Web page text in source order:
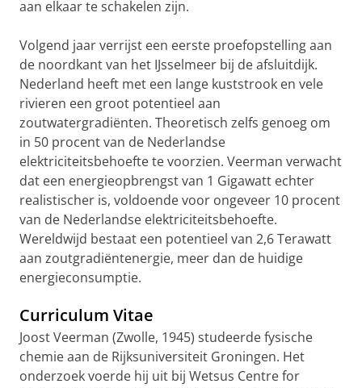
aan elkaar te schakelen zijn.
Volgend jaar verrijst een eerste proefopstelling aan
de noordkant van het IJsselmeer bij de afsluitdijk.
Nederland heeft met een lange kuststrook en vele
rivieren een groot potentieel aan
zoutwatergradiënten. Theoretisch zelfs genoeg om
in 50 procent van de Nederlandse
elektriciteitsbehoefte te voorzien. Veerman verwacht
dat een energieopbrengst van 1 Gigawatt echter
realistischer is, voldoende voor ongeveer 10 procent
van de Nederlandse elektriciteitsbehoefte.
Wereldwijd bestaat een potentieel van 2,6 Terawatt
aan zoutgradiëntenergie, meer dan de huidige
energieconsumptie.
Curriculum Vitae
Joost Veerman (Zwolle, 1945) studeerde fysische
chemie aan de Rijksuniversiteit Groningen. Het
onderzoek voerde hij uit bij Wetsus Centre for